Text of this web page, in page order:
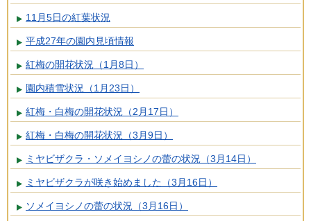
11月5日の紅葉状況
平成27年の園内見頃情報
紅梅の開花状況（1月8日）
園内積雪状況（1月23日）
紅梅・白梅の開花状況（2月17日）
紅梅・白梅の開花状況（3月9日）
ミヤビザクラ・ソメイヨシノの蕾の状況（3月14日）
ミヤビザクラが咲き始めました（3月16日）
ソメイヨシノの蕾の状況（3月16日）